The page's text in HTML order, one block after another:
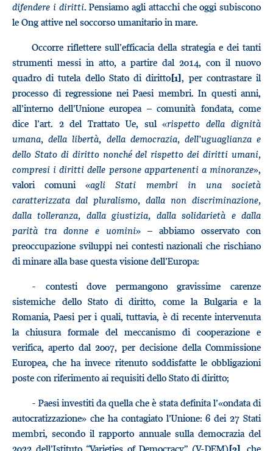
difendere i diritti. Pensiamo agli attacchi che oggi subiscono
le Ong attive nel soccorso umanitario in mare.
Occorre riflettere sull’efficacia della strategia e dei tanti
strumenti messi in atto, a partire dal 2014, con il nuovo
quadro di tutela dello Stato di diritto[1], per contrastare il
processo di regressione nei Paesi membri. In questi anni,
all’interno dell’Unione europea – comunità fondata, come
dice l’art. 2 del Trattato Ue, sul «rispetto della dignità
umana, della libertà, della democrazia, dell’uguaglianza e
dello Stato di diritto nonché del rispetto dei diritti umani,
compresi i diritti delle persone appartenenti a minoranze»,
valori comuni «agli Stati membri in una società
caratterizzata dal pluralismo, dalla non discriminazione,
dalla tolleranza, dalla giustizia, dalla solidarietà e dalla
parità tra donne e uomini» – abbiamo osservato con
preoccupazione sviluppi nei contesti nazionali che rischiano
di minare alla base questa visione dell’Europa:
- contesti dove permangono gravissime carenze
sistemiche dello Stato di diritto, come la Bulgaria e la
Romania, Paesi per i quali, tuttavia, è di recente intervenuta
la chiusura formale del meccanismo di cooperazione e
verifica, aperto dal 2007, per decisione della Commissione
Europea, che ha invece ritenuto soddisfatte le obbligazioni
poste con riferimento ai requisiti dello Stato di diritto;
- Paesi investiti da quella che è stata definita l’«ondata di
autocratizzazione» che ha contagiato l’Unione: 6 dei 27 Stati
membri, secondo il rapporto annuale sulla democrazia del
2022 dell’Istituto “Varieties of Democracy” (V-DEM)
, che